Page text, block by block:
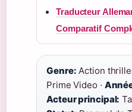
Traducteur
Comparatif
Genre: Action
Prime Video ·
Acteur principal: